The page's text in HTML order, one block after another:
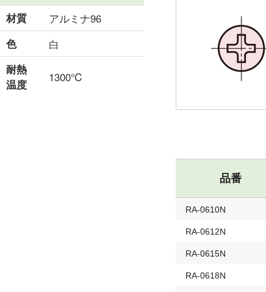
材質
アルミナ96
色 白
耐熱
温度
1300℃
品番
RA-0610N
RA-0612N
RA-0615N
RA-0618N